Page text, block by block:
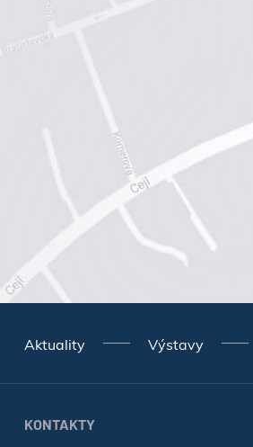
Aktuality Výstavy
KONTAKTY